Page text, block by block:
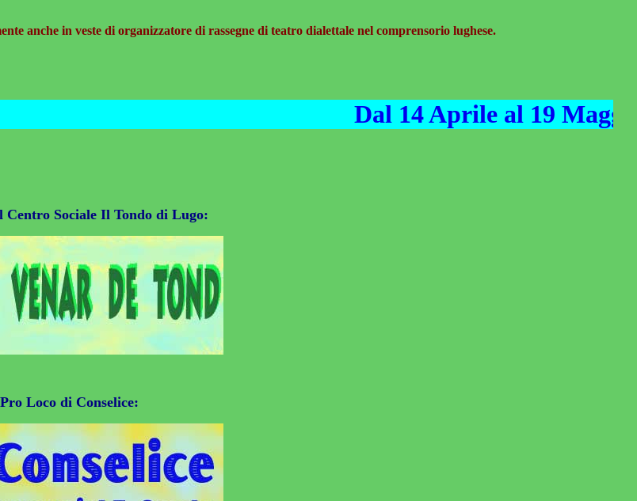
anche in veste di organizzatore di rassegne di teatro dialettale nel comprensorio lughese.
Dal 14 Aprile al 19
Centro Sociale Il Tondo di Lugo:
Loco di Conselice: